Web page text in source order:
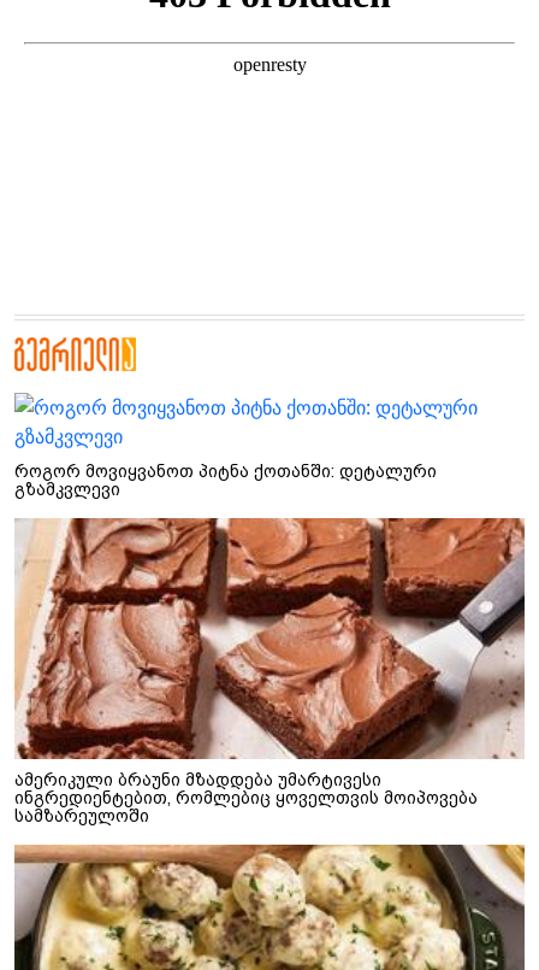
როგორ მოვიყვანოთ პიტნა ქოთანში: დეტალური
გზამკვლევი
ამერიკული ბრაუნი მზადდება უმარტივესი
ინგრედიენტებით, რომლებიც ყოველთვის მოიპოვება
სამზარეულოში